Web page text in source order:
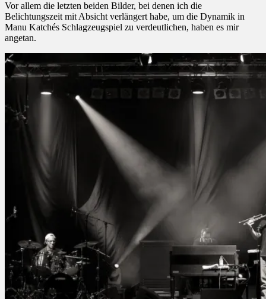
Vor allem die letzten beiden Bilder, bei denen ich die
Belichtungszeit mit Absicht verlängert habe, um die Dynamik in
Manu Katchés Schlagzeugspiel zu verdeutlichen, haben es mir
angetan.